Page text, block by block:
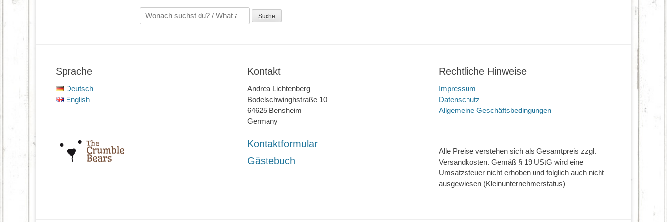
Suche
nach:
Sprache
Deutsch
English
Kontakt
Andrea Lichtenberg
Bodelschwinghstraße 10
64625 Bensheim
Germany
Kontaktformular
Gästebuch
Rechtliche Hinweise
Impressum
Datenschutz
Allgemeine Geschäftsbedingungen
Alle Preise verstehen sich als Gesamtpreis zzgl.
Versandkosten. Gemäß § 19 UStG wird eine
Umsatzsteuer nicht erhoben und folglich auch nicht
ausgewiesen (Kleinunternehmerstatus)